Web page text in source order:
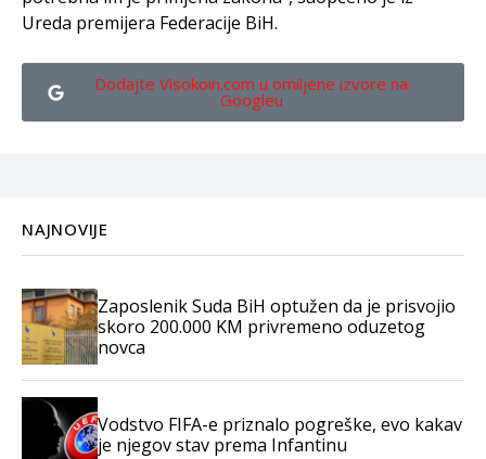
Ureda premijera Federacije BiH.
Dodajte Visokoin.com u omiljene izvore na
Googleu
NAJNOVIJE
Zaposlenik Suda BiH optužen da je prisvojio
skoro 200.000 KM privremeno oduzetog
novca
Vodstvo FIFA-e priznalo pogreške, evo kakav
je njegov stav prema Infantinu